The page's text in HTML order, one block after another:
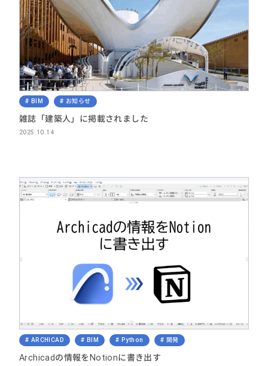
BIM お知らせ
雑誌「建築人」に掲載されました
2025.10.14
ARCHICAD BIM Python 開発
Archicadの情報をNotionに書き出す